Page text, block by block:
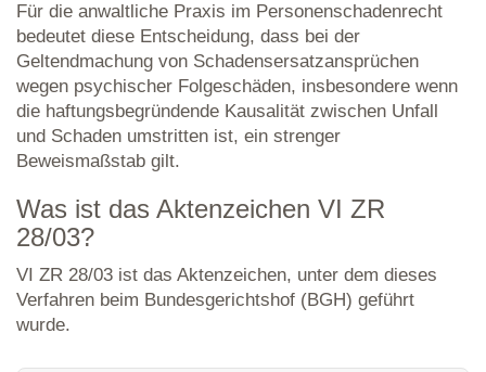
Für die anwaltliche Praxis im Personenschadenrecht
bedeutet diese Entscheidung, dass bei der
Geltendmachung von Schadensersatzansprüchen
wegen psychischer Folgeschäden, insbesondere wenn
die haftungsbegründende Kausalität zwischen Unfall
und Schaden umstritten ist, ein strenger
Beweismaßstab gilt.
Was ist das Aktenzeichen VI ZR
28/03?
VI ZR 28/03 ist das Aktenzeichen, unter dem dieses
Verfahren beim Bundesgerichtshof (BGH) geführt
wurde.